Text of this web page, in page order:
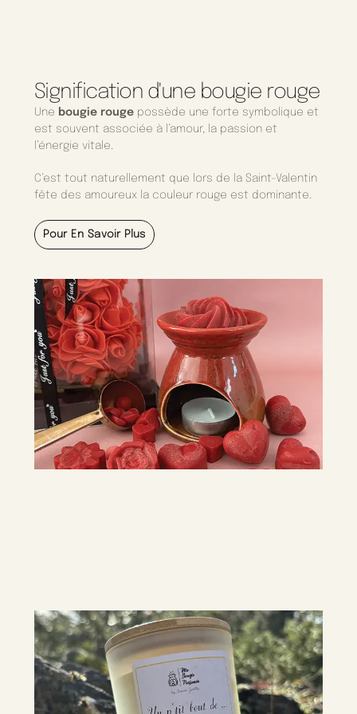
Signification d'une bougie rouge
Une bougie rougepossède une forte symbolique et
est souvent associée à l’amour, la passion et
l’énergie vitale.
C’est tout naturellement que lors de la Saint-Valentin
fête des amoureux la couleur rouge est dominante.
Pour En Savoir Plus